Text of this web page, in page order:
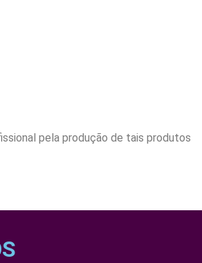
pela produção de tais produtos